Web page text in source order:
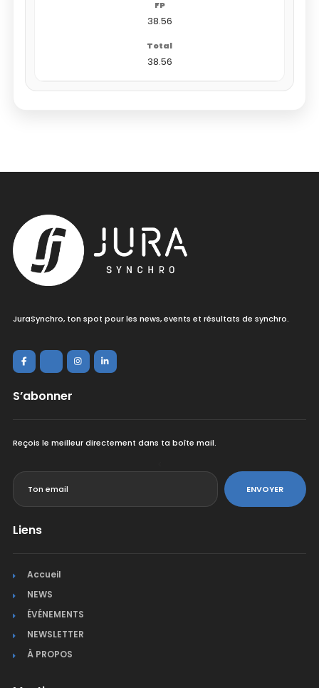
38.56
38.56
JuraSynchro, ton spot pour les news, events et résultats de synchro.
S’abonner
Reçois le meilleur directement dans ta boîte mail.
ENVOYER
Liens
Accueil
NEWS
ÉVÉNEMENTS
NEWSLETTER
À PROPOS